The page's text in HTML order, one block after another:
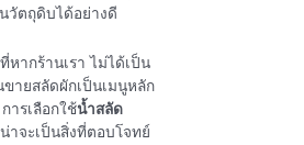
วัตถุดิบได้อย่างดี
หากร้านเรา ไม่ได้เป็น
ขายสลัดผักเป็นเมนูหลัก
ารเลือกใช้น้ำสลัด
น่าจะเป็นสิ่งที่ตอบโจทย์